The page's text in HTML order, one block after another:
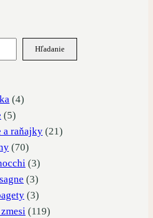
Hľadanie
44
55
produktov
a raňajky 2121
7070
produktov
33
produkty
33
produkty
33
produkty
119119